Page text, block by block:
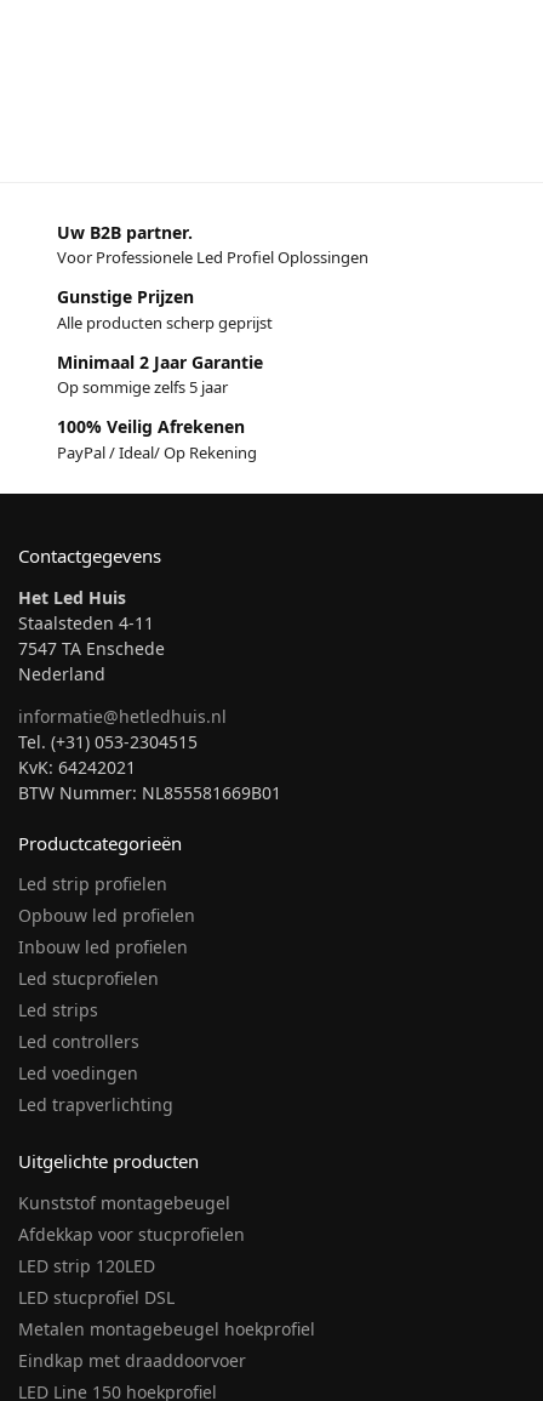
Uw B2B partner.
Voor Professionele Led Profiel Oplossingen
Gunstige Prijzen
Alle producten scherp geprijst
Minimaal 2 Jaar Garantie
Op sommige zelfs 5 jaar
100% Veilig Afrekenen
PayPal / Ideal/ Op Rekening
Contactgegevens
Het Led Huis
Staalsteden 4-11
7547 TA Enschede
Nederland
informatie@hetledhuis.nl
Tel. (+31) 053-2304515
KvK: 64242021
BTW Nummer: NL855581669B01
Productcategorieën
Led strip profielen
Opbouw led profielen
Inbouw led profielen
Led stucprofielen
Led strips
Led controllers
Led voedingen
Led trapverlichting
Uitgelichte producten
Kunststof montagebeugel
Afdekkap voor stucprofielen
LED strip 120LED
LED stucprofiel DSL
Metalen montagebeugel hoekprofiel
Eindkap met draaddoorvoer
LED Line 150 hoekprofiel